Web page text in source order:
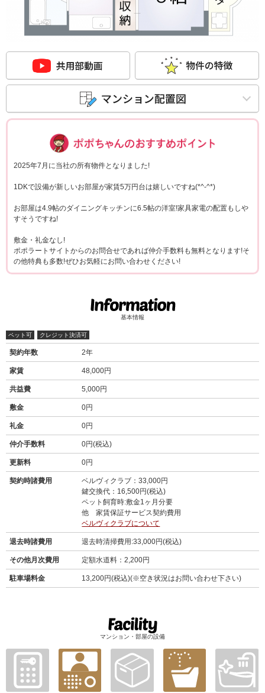
2025年7月に当社の所有物件となりました!
1DKで設備が新しいお部屋が家賃5万円台は嬉しいですね(*^-^*)
お部屋は4.9帖のダイニングキッチンに6.5帖の洋室!家具家電の配置もしや
すそうですね!
敷金・礼金なし!
ポポラートサイトからのお問合せであれば仲介手数料も無料となります!そ
の他特典も多数!ぜひお気軽にお問い合わせください!
基本情報
ペット可 クレジット決済可
契約年数 2年
家賃 48,000円
共益費 5,000円
敷金 0円
礼金 0円
仲介手数料 0円(税込)
更新料 0円
契約時諸費用
ベルヴィクラブ：33,000円
鍵交換代：16,500円(税込)
ペット飼育時:敷金1ヶ月分要
他 家賃保証サービス契約費用
ベルヴィクラブについて
退去時諸費用 退去時清掃費用:33,000円(税込)
その他月次費用 定額水道料：2,200円
駐車場料金 13,200円(税込)(※空き状況はお問い合わせ下さい)
マンション・部屋の設備